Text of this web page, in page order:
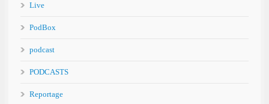
Live
PodBox
podcast
PODCASTS
Reportage